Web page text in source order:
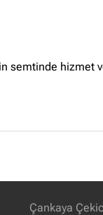
semtinde hizmet
Çankaya